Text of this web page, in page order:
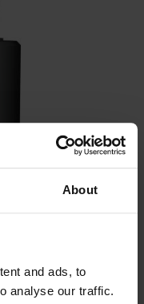
About
and ads, to
analyse our traffic.
x 2,0